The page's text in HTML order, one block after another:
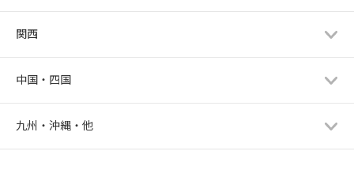
関西
中国・四国
九州・沖縄・他